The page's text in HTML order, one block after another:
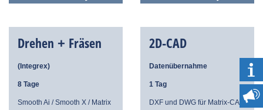
Drehen + Fräsen
(Integrex)
8 Tage
Smooth Ai / Smooth X / Matrix
2D-CAD
Datenübernahme
1 Tag
DXF und DWG für Matrix-CAM